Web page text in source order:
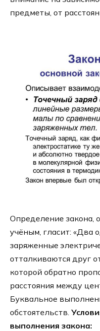
предметы, от
Определение закона,
учёным, гласит: «Два
заряженные
отталкиваются друг
которой обратно
расстояния между
Буквальное
обстоятельств.
выполнения закона: